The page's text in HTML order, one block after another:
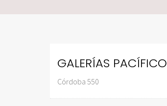
GALERÍAS PACÍFICO
Córdoba 550